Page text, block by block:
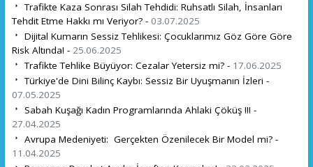
Trafikte Kaza Sonrası Silah Tehdidi: Ruhsatlı Silah, İnsanları
Tehdit Etme Hakkı mı Veriyor? - 03.07.2025
Dijital Kumarın Sessiz Tehlikesi: Çocuklarımız Göz Göre Göre
Risk Altında! - 25.06.2025
Trafikte Tehlike Büyüyor: Cezalar Yetersiz mi? - 17.06.2025
Türkiye'de Dini Bilinç Kaybı: Sessiz Bir Uyuşmanın İzleri -
07.05.2025
Sabah Kuşağı Kadın Programlarında Ahlaki Çöküş !!! -
27.04.2025
Avrupa Medeniyeti: Gerçekten Özenilecek Bir Model mi? -
11.04.2025